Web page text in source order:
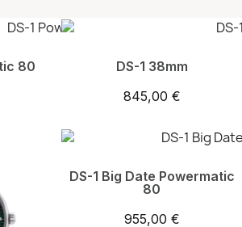
80
DS-1 38mm
845,00 €
DS-1 Big Date Powermatic
80
955,00 €